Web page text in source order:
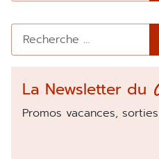
Rechercher
La Newsletter du
Promos vacances,